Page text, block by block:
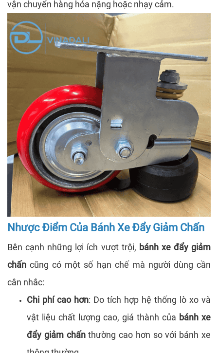
vận chuyển hàng hóa nặng hoặc nhạy cảm.
Nhược Điểm Của Bánh Xe Đẩy Giảm Chấn
Bên cạnh những lợi ích vượt trội, bánh xe đẩy giảm
chấn cũng có một số hạn chế mà người dùng cần
cân nhắc:
Chi phí cao hơn: Do tích hợp hệ thống lò xo và
vật liệu chất lượng cao, giá thành của bánh xe
đẩy giảm chấnthường cao hơn so với bánh xe